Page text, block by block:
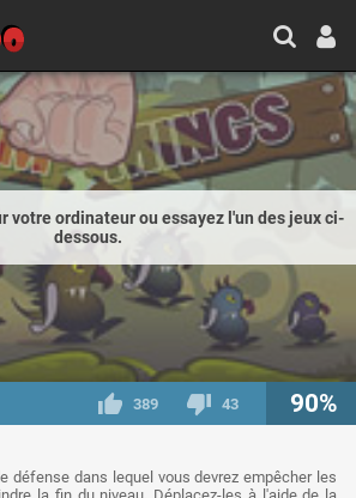
votre ordinateur ou essayez l'un des jeux ci-
dessous.
389 43 90%
défense dans lequel vous devrez empêcher les